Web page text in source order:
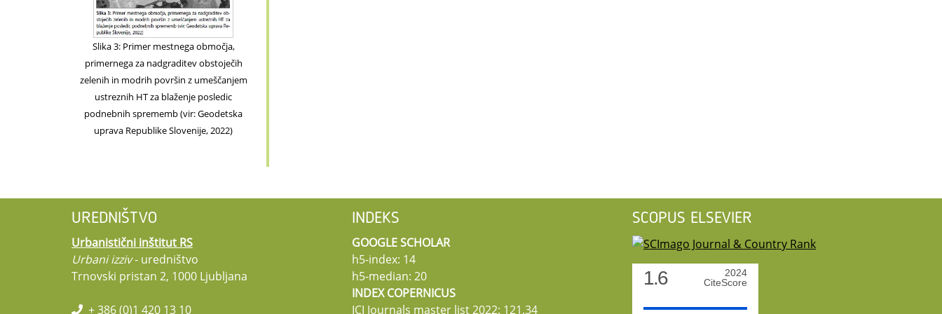
Slika 3: Primer mestnega območja,
primernega za nadgraditev obstoječih
zelenih in modrih površin z umeščanjem
ustreznih HT za blaženje posledic
podnebnih sprememb (vir: Geodetska
uprava Republike Slovenije, 2022)
UREDNIŠTVO
Urbanistični inštitut RS
Urbani izziv- uredništvo
Trnovski pristan 2, 1000 Ljubljana
+ 386 (0)1 420 13 10
INDEKS
GOOGLE SCHOLAR
h5-index: 14
h5-median: 20
INDEX COPERNICUS
ICI Journals master list 2022: 121,34
SCOPUS ELSEVIER
1.6
2024
CiteScore